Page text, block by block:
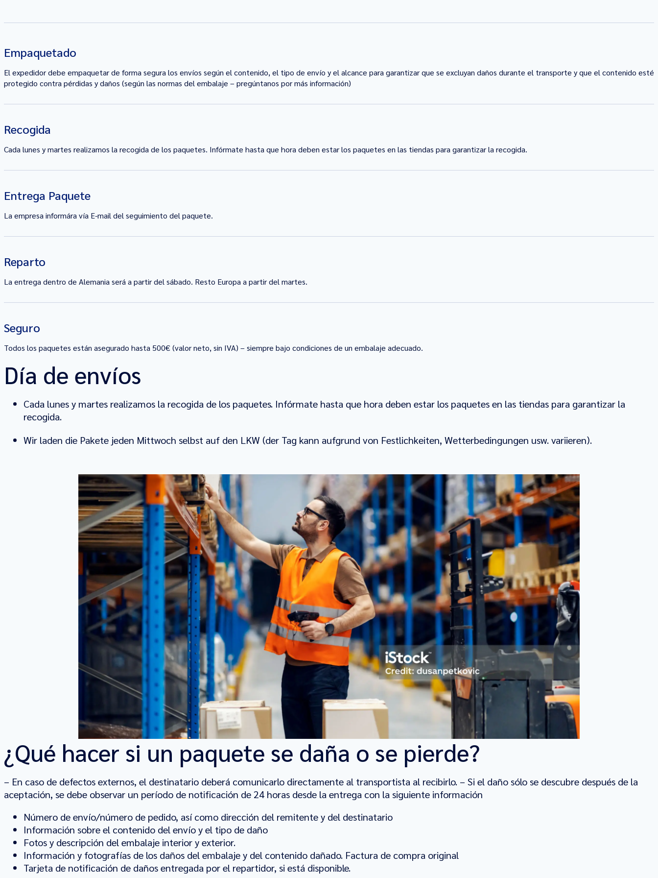
Empaquetado
El expedidor debe empaquetar de forma segura los envíos según el contenido, el tipo de envío y el alcance para garantizar que se excluyan daños durante el transporte y que el contenido esté
protegido contra pérdidas y daños (según las normas del embalaje – pregúntanos por más información)
Recogida
Cada lunes y martes realizamos la recogida de los paquetes. Infórmate hasta que hora deben estar los paquetes en las tiendas para garantizar la recogida.
Entrega Paquete
La empresa informára vía E-mail del seguimiento del paquete.
Reparto
La entrega dentro de Alemania será a partir del sábado. Resto Europa a partir del martes.
Seguro
Todos los paquetes están asegurado hasta 500€ (valor neto, sin IVA) – siempre bajo condiciones de un embalaje adecuado.
Día de envíos
Cada lunes y martes realizamos la recogida de los paquetes. Infórmate hasta que hora deben estar los paquetes en las tiendas para garantizar la
recogida.
Wir laden die Pakete jeden Mittwoch selbst auf den LKW (der Tag kann aufgrund von Festlichkeiten, Wetterbedingungen usw. variieren).
¿Qué hacer si un paquete se daña o se pierde?
– En caso de defectos externos, el destinatario deberá comunicarlo directamente al transportista al recibirlo. – Si el daño sólo se descubre después de la
aceptación, se debe observar un período de notificación de 24 horas desde la entrega con la siguiente información
Número de envío/número de pedido, así como dirección del remitente y del destinatario
Información sobre el contenido del envío y el tipo de daño
Fotos y descripción del embalaje interior y exterior.
Información y fotografías de los daños del embalaje y del contenido dañado. Factura de compra original
Tarjeta de notificación de daños entregada por el repartidor, si está disponible.